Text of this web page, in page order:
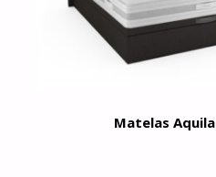
Matelas Aquila